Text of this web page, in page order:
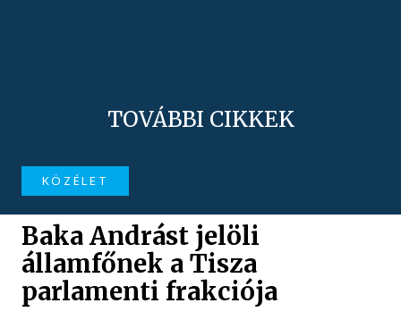
TOVÁBBI CIKKEK
KÖZÉLET
Baka Andrást jelöli
államfőnek a Tisza
parlamenti frakciója